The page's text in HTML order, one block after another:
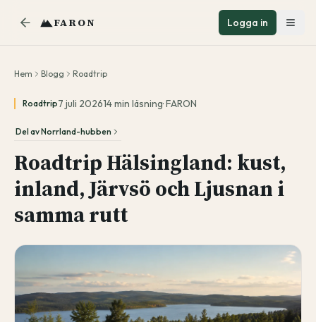
FARON Logga in
Hem Blogg Roadtrip
Roadtrip7 juli 202614min läsning·FARON
Del avNorrland-hubben
Roadtrip Hälsingland: kust,
inland, Järvsö och Ljusnan i
samma rutt